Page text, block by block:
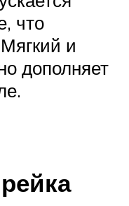
что
и
дополняет